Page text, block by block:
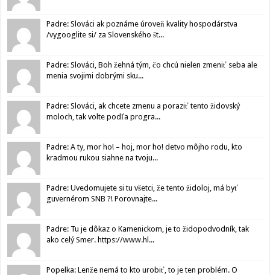
Padre: Slováci ak poznáme úroveň kvality hospodárstva
/vygooglite si/ za Slovenského št...
Padre: Slováci, Boh žehná tým, čo chcú nielen zmeniť seba ale
menia svojimi dobrými sku...
Padre: Slováci, ak chcete zmenu a poraziť tento židovský
moloch, tak volte podľa progra...
Padre: A ty, mor ho! – hoj, mor ho! detvo môjho rodu, kto
kradmou rukou siahne na tvoju...
Padre: Uvedomujete si tu všetci, že tento židoloj, má byť
guvernérom SNB ?! Porovnajte...
Padre: Tu je dôkaz o Kamenickom, je to židopodvodník, tak
ako celý Smer. https://www.hl...
Popelka: Lenže nemá to kto urobiť, to je ten problém. O